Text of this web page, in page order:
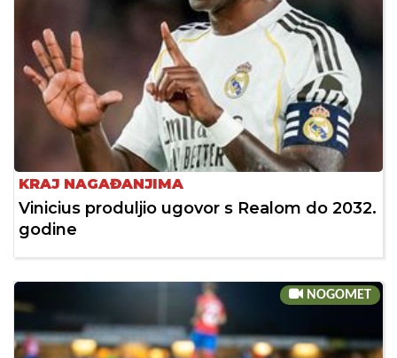
KRAJ NAGAĐANJIMA
Vinicius produljio ugovor s Realom do 2032.
godine
NOGOMET